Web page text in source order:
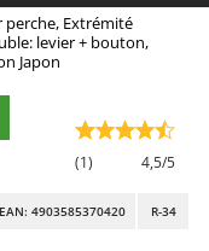
perche, Extrémité
levier + bouton,
Japon
(1) 4,5/5
EAN: 4903585370420 R-34